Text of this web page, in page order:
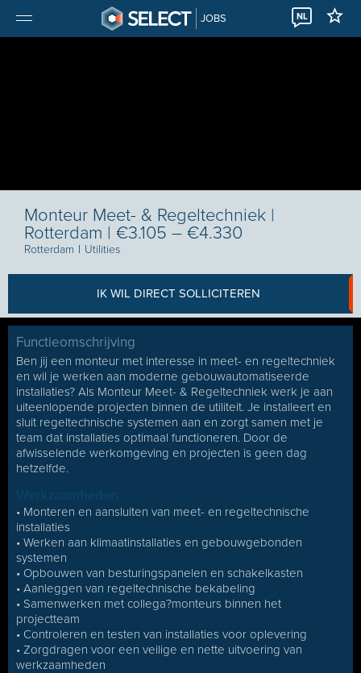
JOBS NL
Monteur Meet- & Regeltechniek |
Rotterdam | €3.105 – €4.330
Rotterdam I Utilities
IK WIL DIRECT SOLLICITEREN
Functieomschrijving
Ben jij een monteur met interesse in meet- en regeltechniek
en wil je werken aan moderne gebouwautomatiseerde
installaties? Als Monteur Meet- & Regeltechniek werk je aan
uiteenlopende projecten binnen de utiliteit. Je installeert en
sluit regeltechnische systemen aan en zorgt samen met je
team dat installaties optimaal functioneren. Door de
afwisselende werkomgeving en projecten is geen dag
hetzelfde.
• Monteren en aansluiten van meet- en regeltechnische
installaties
• Werken aan klimaatinstallaties en gebouwgebonden
systemen
• Opbouwen van besturingspanelen en schakelkasten
• Aanleggen van regeltechnische bekabeling
• Samenwerken met collega?monteurs binnen het
projectteam
• Controleren en testen van installaties voor oplevering
• Zorgdragen voor een veilige en nette uitvoering van
werkzaamheden